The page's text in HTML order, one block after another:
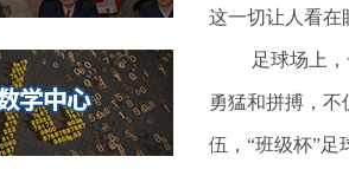
这一切让人看在
足球场上
勇猛和拼搏，
伍，“班级杯”足